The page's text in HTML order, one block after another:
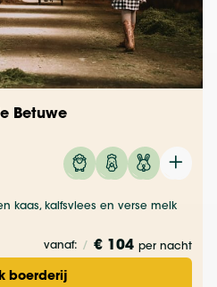
Betuwe
kaas, kalfsvlees en verse melk
vanaf: / € 104 per nacht
boerderij